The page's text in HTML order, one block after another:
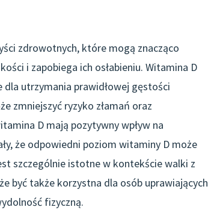
zdrowotnych, które mogą znacząco
i zapobiega ich osłabieniu. Witamina D
dla utrzymania prawidłowej gęstości
zmniejszyć ryzyko złamań oraz
D mają pozytywny wpływ na
że odpowiedni poziom witaminy D może
szczególnie istotne w kontekście walki z
być także korzystna dla osób uprawiających
fizyczną.